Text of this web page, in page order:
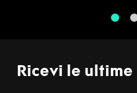
Ricevi le